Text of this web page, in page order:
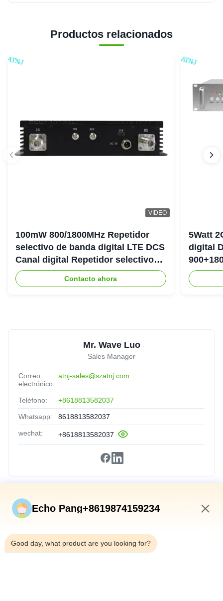
Productos relacionados
VIDEO
100mW 800/1800MHz Repetidor
selectivo de banda digital LTE DCS
Canal digital Repetidor selectivo
Bda Pico
Contacto ahora
5Watt
digital
DAS
Mr. Wave Luo
Sales Manager
Correo
electrónico:
atnj-sales@szatnj.com
Teléfono: +8618813582037
Whatsapp: 8618813582037
wechat: +8618813582037
Vínculos Rápidos
Productos
Sobre Nosotros
Echo Pang+8619874159234
Good day, what product are you looking for?